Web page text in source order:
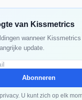
van Kissmetrics
wanneer
update.
Abonneren
U kunt zich op elk